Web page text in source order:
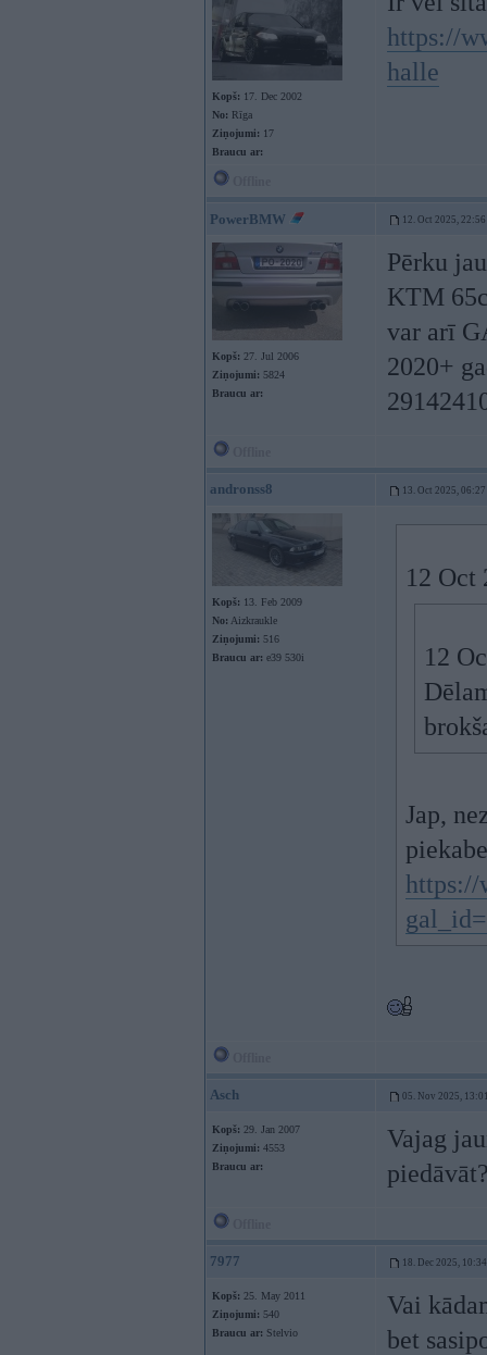
Kopš: 17. Dec 2002
No: Rīga
Ziņojumi: 17
Braucu ar:
https://
halle
PowerBMW 12. Oct 2025, 22:56
Kopš: 27. Jul 2006
Ziņojumi: 5824
Braucu ar:
Pērku
KTM
var arī
2020+
andronss8 13. Oct 2025, 06:27
Kopš: 13. Feb 2009
No: Aizkraukle
Ziņojumi: 516
Braucu ar: e39 530i
12 Oct
12
Jap,
https://
Asch 05. Nov 2025,
Kopš: 29. Jan 2007
Ziņojumi: 4553
Braucu ar:
Vajag
7977 18. Dec 2025, 10:34
Kopš: 25. May 2011
Ziņojumi: 540
Braucu ar: Stelvio
Vai
bet